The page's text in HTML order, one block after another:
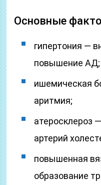
Основные
гипертония —
повышение АД;
ишемическая
аритмия;
атеросклероз
артерий
повышенная
образование